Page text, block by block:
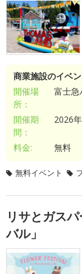
商業施設のイベ
開催場
所：
富士急
開催期
間：
2026
料金: 無料
無料イベント
リサとガス
バル」